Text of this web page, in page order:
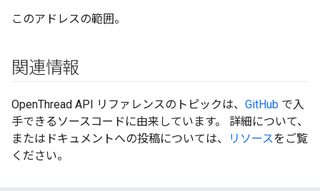
このアドレスの範囲。
関連情報
OpenThread API リファレンスのトピックは、 GitHub で入
手できるソースコードに由来しています。 詳細について、
またはドキュメントへの投稿については、
リソースをご覧
ください。